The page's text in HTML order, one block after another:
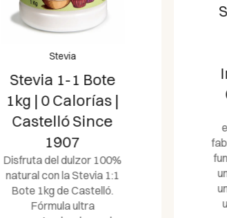
Stevia 1:1 25 kg
Castelló |
Edulcorante
Industrial Cero
Calorías Caja
Gracias a nuestro
exclusivo proceso de
fabricación, conseguimos
fundir los ingredientes en
un solo cristal, creando
un sabor 100% natural,
uniforme y auténtico.